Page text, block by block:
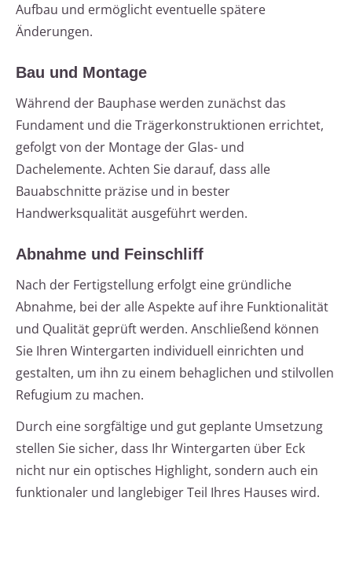
Aufbau und ermöglicht eventuelle spätere
Änderungen.
Bau und Montage
Während der Bauphase werden zunächst das
Fundament und die Trägerkonstruktionen errichtet,
gefolgt von der Montage der Glas- und
Dachelemente. Achten Sie darauf, dass alle
Bauabschnitte präzise und in bester
Handwerksqualität ausgeführt werden.
Abnahme und Feinschliff
Nach der Fertigstellung erfolgt eine gründliche
Abnahme, bei der alle Aspekte auf ihre Funktionalität
und Qualität geprüft werden. Anschließend können
Sie Ihren Wintergarten individuell einrichten und
gestalten, um ihn zu einem behaglichen und stilvollen
Refugium zu machen.
Durch eine sorgfältige und gut geplante Umsetzung
stellen Sie sicher, dass Ihr Wintergarten über Eck
nicht nur ein optisches Highlight, sondern auch ein
funktionaler und langlebiger Teil Ihres Hauses wird.